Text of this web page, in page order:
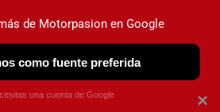
OBSERVATORIO
×
de Motorpasion en Google
como fuente preferida
una cuenta de Google